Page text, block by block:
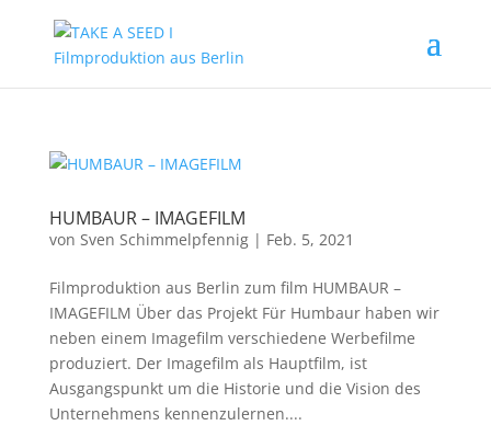
HUMBAUR – IMAGEFILM
von Sven Schimmelpfennig| Feb. 5, 2021
Filmproduktion aus Berlin zum film HUMBAUR –
IMAGEFILM Über das Projekt Für Humbaur haben wir
neben einem Imagefilm verschiedene Werbefilme
produziert. Der Imagefilm als Hauptfilm, ist
Ausgangspunkt um die Historie und die Vision des
Unternehmens kennenzulernen....